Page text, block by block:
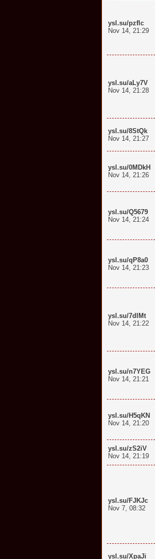
ysl.su/pzflc
Nov 14, 21:29
ysl.su/aLy7V
Nov 14, 21:28
ysl.su/8StQk
Nov 14, 21:27
ysl.su/0MDkH
Nov 14, 21:26
ysl.su/Q5679
Nov 14, 21:24
ysl.su/qP8a0
Nov 14, 21:23
ysl.su/7dIMt
Nov 14, 21:22
ysl.su/n7YEG
Nov 14, 21:21
ysl.su/H5qKN
Nov 14, 21:20
ysl.su/zS2iV
Nov 14, 21:19
ysl.su/FJKJc
Nov 7, 08:32
ysl.su/XpaJi